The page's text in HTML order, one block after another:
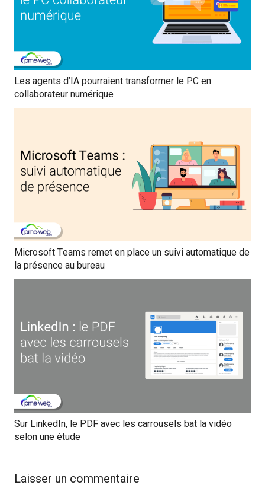
Les agents d’IA pourraient transformer le PC en
collaborateur numérique
Microsoft Teams remet en place un suivi automatique de
la présence au bureau
Sur LinkedIn, le PDF avec les carrousels bat la vidéo
selon une étude
Laisser un commentaire